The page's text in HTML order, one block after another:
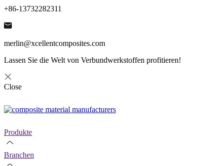
+86-13732282311
merlin@xcellentcomposites.com
Lassen Sie die Welt von Verbundwerkstoffen profitieren!
Close
Produkte
Branchen